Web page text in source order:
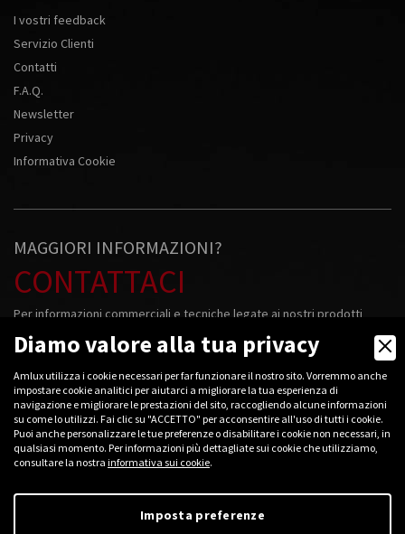
I vostri feedback
Servizio Clienti
Contatti
F.A.Q.
Newsletter
Privacy
Informativa Cookie
MAGGIORI INFORMAZIONI?
CONTATTACI
Per informazioni commerciali e tecniche legate ai nostri prodotti
contattateci!
+390376 781094
2026 © Amlux s.r.l.
Cod. Fisc. e P.iva: 01906840200 - Capitale sociale: 11.000 € i.v.
R. Imp.: 01906840200 - R.E.A.: MN 208408 - Mecc.: MN 018068
R.A.E.E.: IT08020000002339 - Via Belgio, 11/13 - 46042 Castel Goffredo
Diamo valore alla tua privacy
Amlux utilizza i cookie necessari per far funzionare il nostro sito. Vorremmo anche
impostare cookie analitici per aiutarci a migliorare la tua esperienza di
navigazione e migliorare le prestazioni del sito, raccogliendo alcune informazioni
su come lo utilizzi. Fai clic su "ACCETTO" per acconsentire all'uso di tutti i cookie.
Puoi anche personalizzare le tue preferenze o disabilitare i cookie non necessari, in
qualsiasi momento. Per informazioni più dettagliate sui cookie che utilizziamo,
consultare la nostra informativa sui cookie.
Imposta preferenze